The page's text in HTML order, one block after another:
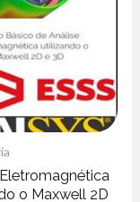
o Maxwell 2D